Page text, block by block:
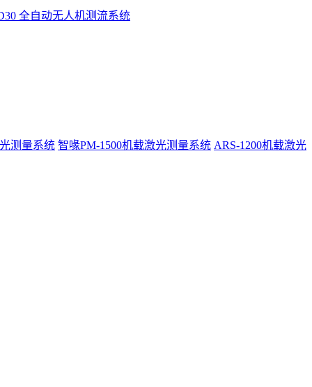
全自动无人机测流系统
测量系统 智喙PM-1500机载激光测量系统 ARS-1200机载激光